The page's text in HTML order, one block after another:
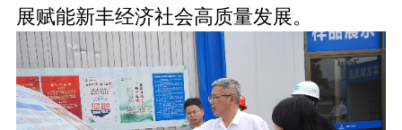
展赋能新丰经济社会高质量发展。